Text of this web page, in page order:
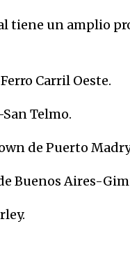
tiene un amplio
Carril Oeste.
Telmo.
de Puerto
Buenos Aires-